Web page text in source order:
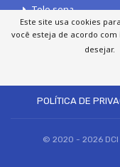
Tele sena
POLÍTICA DE
© 2020 - 2026
Este site usa cookies
você esteja de acordo
desejar.